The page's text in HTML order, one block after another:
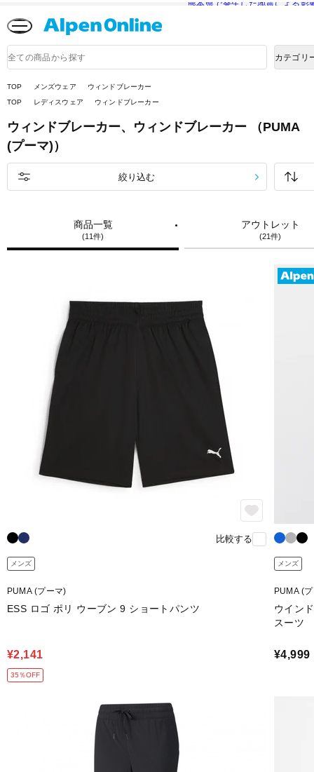
熊本県で発生した地震による影
品
検
カテゴリ
TOP メンズウェア
ウィンドブレーカー
TOP
レディスウェア ウィンドブレーカー
ウィンドブレーカー、ウィンドブレーカー （PUMA
(プーマ)）
商品一覧
(11件)
アウトレット
(21件)
絞り込む
比較する
メンズ
PUMA (プーマ)
ESS ロゴ ポリ ウーブン 9 ショートパンツ
¥2,141
35％OFF
メンズ
PUMA (
ウイン
スーツ
¥4,999